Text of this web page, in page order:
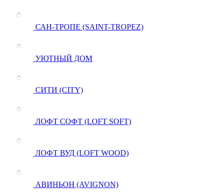
САН-ТРОПЕ (SAINT-TROPEZ)
УЮТНЫЙ ДОМ
СИТИ (CITY)
ЛОФТ СОФТ (LOFT SOFT)
ЛОФТ ВУД (LOFT WOOD)
АВИНЬОН (AVIGNON)